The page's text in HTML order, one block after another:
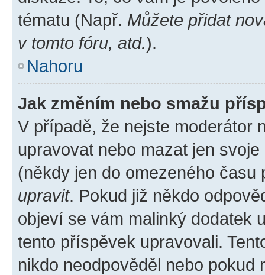
tématu (Např. Můžete přidat
v tomto fóru, atd.).
Nahoru
Jak změním nebo smažu
V případě, že nejste moderátor
upravovat nebo mazat jen
(někdy jen do omezeného
upravit. Pokud již někdo
objeví se vám malinký dodatek
tento příspěvek upravovali.
nikdo neodpověděl nebo pokud